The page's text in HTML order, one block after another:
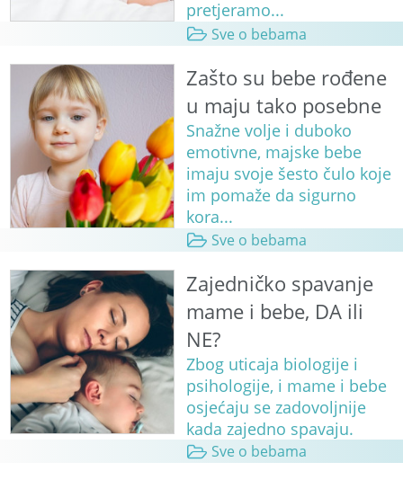
pretjeramo...
Sve o bebama
Zašto su bebe rođene
u maju tako posebne
Snažne volje i duboko
emotivne, majske bebe
imaju svoje šesto čulo koje
im pomaže da sigurno
kora...
Sve o bebama
Zajedničko spavanje
mame i bebe, DA ili
NE?
Zbog uticaja biologije i
psihologije, i mame i bebe
osjećaju se zadovoljnije
kada zajedno spavaju.
Sve o bebama